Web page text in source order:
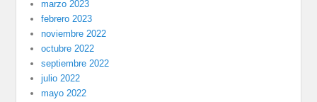
marzo 2023
febrero 2023
noviembre 2022
octubre 2022
septiembre 2022
julio 2022
mayo 2022